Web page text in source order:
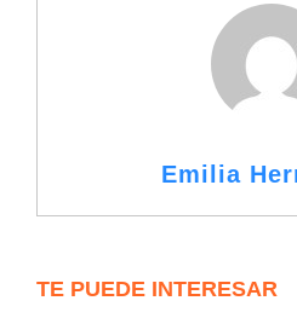
Emilia
TE PUEDE INTERESAR